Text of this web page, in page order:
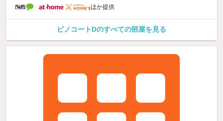
ほか提供
ピノコートDのすべての部屋を見る